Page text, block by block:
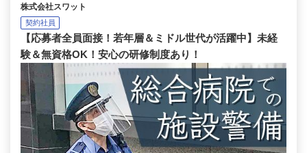
株式会社スワット
契約社員
【応募者全員面接！若年層＆ミドル世代が活躍中】未経
験＆無資格OK！安心の研修制度あり！